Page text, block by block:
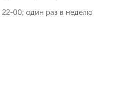
00; один раз в неделю